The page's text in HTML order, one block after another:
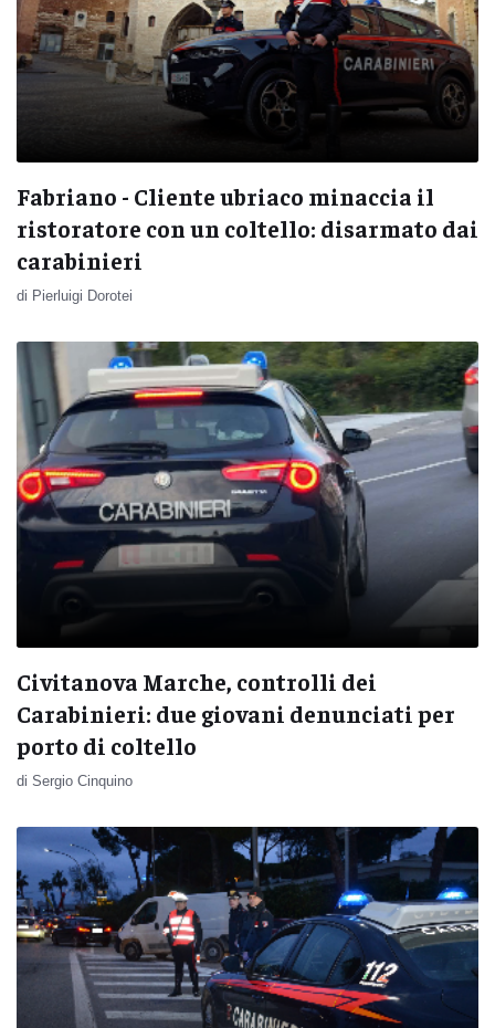
Fabriano - Cliente ubriaco minaccia il
ristoratore con un coltello: disarmato dai
carabinieri
di Pierluigi Dorotei
Civitanova Marche, controlli dei
Carabinieri: due giovani denunciati per
porto di coltello
di Sergio Cinquino